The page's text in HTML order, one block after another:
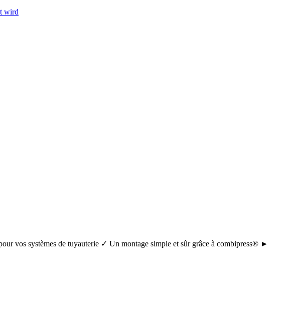
vos systèmes de tuyauterie ✓ Un montage simple et sûr grâce à combipress® ►